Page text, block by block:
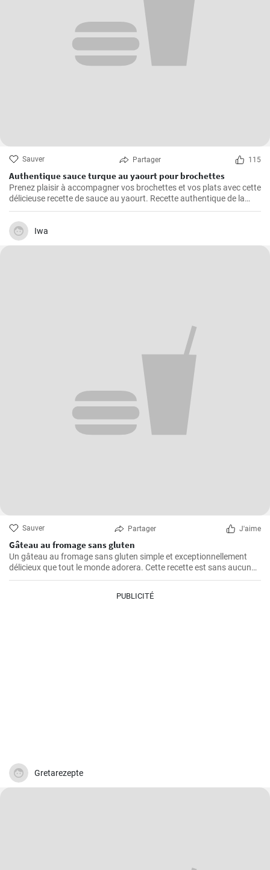
Sauver Partager 115
Authentique sauce turque au yaourt pour brochettes
Prenez plaisir à accompagner vos brochettes et vos plats avec cette
délicieuse recette de sauce au yaourt. Recette authentique de la
cuisine turque.
Iwa
Sauver Partager J'aime
Gâteau au fromage sans gluten
Un gâteau au fromage sans gluten simple et exceptionnellement
délicieux que tout le monde adorera. Cette recette est sans aucun
doute le meilleur gâteau au fromage sans gluten que vous ayez
PUBLICITÉ
Gretarezepte